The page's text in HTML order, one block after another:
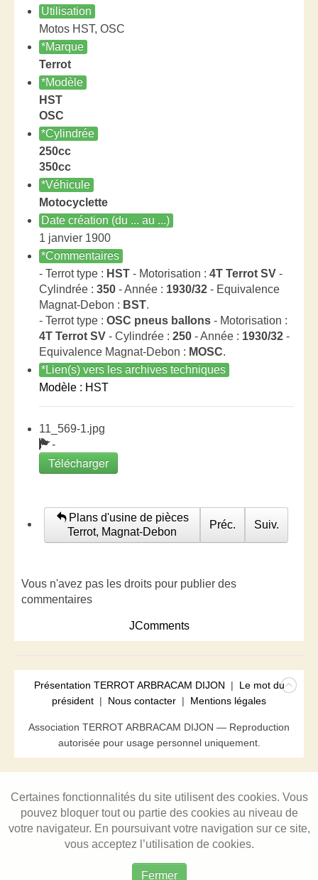
Utilisation
Motos HST, OSC
*Marque
Terrot
*Modèle
HST
OSC
*Cylindrée
250cc
350cc
*Véhicule
Motocyclette
Date création (du ... au ...)
1 janvier 1900
*Commentaires
- Terrot type : HST - Motorisation : 4T Terrot SV -
Cylindrée : 350 - Année : 1930/32 - Equivalence
Magnat-Debon : BST.
- Terrot type : OSC pneus ballons - Motorisation :
4T Terrot SV - Cylindrée : 250 - Année : 1930/32 -
Equivalence Magnat-Debon : MOSC.
*Lien(s) vers les archives techniques
Modèle : HST
11_569-1.jpg
-
Télécharger
Plans d'usine de pièces
Terrot, Magnat-Debon
Préc. Suiv.
Vous n'avez pas les droits pour publier des
commentaires
JComments
Présentation TERROT ARBRACAM DIJON | Le mot du
président | Nous contacter | Mentions légales
Association TERROT ARBRACAM DIJON — Reproduction
autorisée pour usage personnel uniquement.
Certaines fonctionnalités du site utilisent des cookies. Vous
pouvez bloquer tout ou partie des cookies au niveau de
votre navigateur. En poursuivant votre navigation sur ce site,
vous acceptez l’utilisation de cookies.
Fermer